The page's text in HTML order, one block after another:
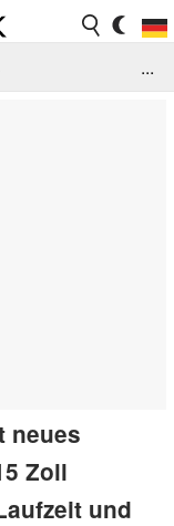
...
neues
Zoll
und